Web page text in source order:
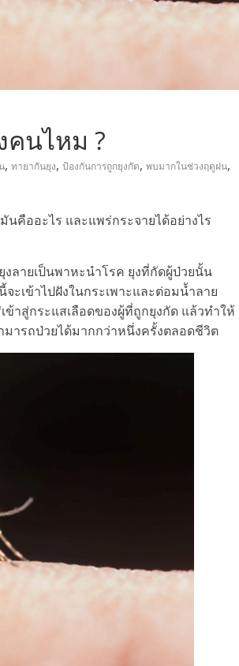
คนไหม ?
, ทายากันยุง, ป้องกันการถูกยุงกัด, พบมากในช่วงฤดูฝน,
คืออะไร และแพร่กระจายได้อย่างไร
งลายเป็นพาหะนำโรค ยุงที่กัดผู้ป่วยนั้น
ะเข้าไปฝังในกระเพาะและต่อมน้ำลาย
ข้าสู่กระแสเลือดของผู้ที่ถูกยุงกัด แล้วทำให้
มารถป่วยได้มากกว่าหนึ่งครั้งตลอดชีวิต